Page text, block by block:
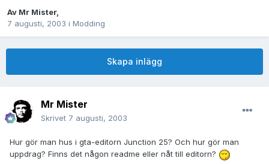
Av Mr Mister,
7 augusti, 2003 i Modding
Skapa inlägg
Mr Mister
Skrivet 7 augusti, 2003
Hur gör man hus i gta-editorn Junction 25? Och hur gör man
uppdrag? Finns det någon readme eller nåt till editorn?